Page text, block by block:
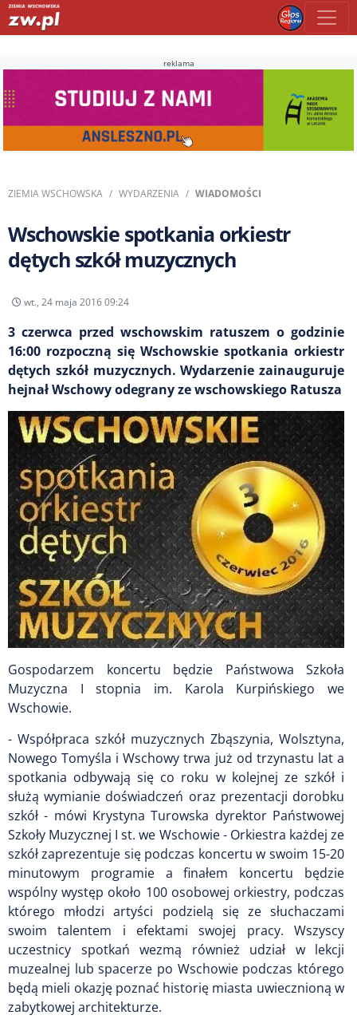
reklama
ZIEMIA WSCHOWSKA WYDARZENIA WIADOMOŚCI
Wschowskie spotkania orkiestr
dętych szkół muzycznych
wt., 24 maja 2016 09:24
3 czerwca przed wschowskim ratuszem o godzinie
16:00 rozpoczną się Wschowskie spotkania orkiestr
dętych szkół muzycznych. Wydarzenie zainauguruje
hejnał Wschowy odegrany ze wschowskiego Ratusza
Gospodarzem koncertu będzie Państwowa Szkoła
Muzyczna I stopnia im. Karola Kurpińskiego we
Wschowie.
- Współpraca szkół muzycznych Zbąszynia, Wolsztyna,
Nowego Tomyśla i Wschowy trwa już od trzynastu lat a
spotkania odbywają się co roku w kolejnej ze szkół i
służą wymianie doświadczeń oraz prezentacji dorobku
szkół - mówi Krystyna Turowska dyrektor Państwowej
Szkoły Muzycznej I st. we Wschowie - Orkiestra każdej ze
szkół zaprezentuje się podczas koncertu w swoim 15-20
minutowym programie a finałem koncertu będzie
wspólny występ około 100 osobowej orkiestry, podczas
którego młodzi artyści podzielą się ze słuchaczami
swoim talentem i efektami swojej pracy. Wszyscy
uczestnicy spotkań wezmą również udział w lekcji
muzealnej lub spacerze po Wschowie podczas którego
będą mieli okazję poznać historię miasta uwiecznioną w
zabytkowej architekturze.